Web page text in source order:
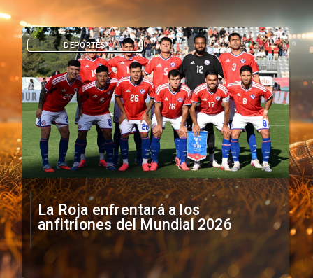
La Roja enfrentará a los
anfitriones del Mundial 2026
DEPORTES